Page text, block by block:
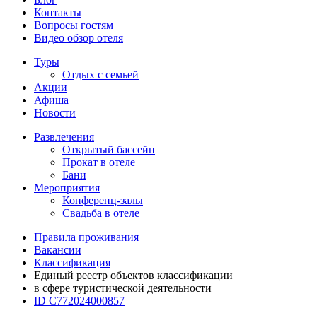
Контакты
Вопросы гостям
Видео обзор отеля
Туры
Отдых с семьей
Акции
Афиша
Новости
Развлечения
Открытый бассейн
Прокат в отеле
Бани
Мероприятия
Конференц-залы
Свадьба в отеле
Правила проживания
Вакансии
Классификация
Единый реестр объектов классификации
в сфере туристической деятельности
ID С772024000857